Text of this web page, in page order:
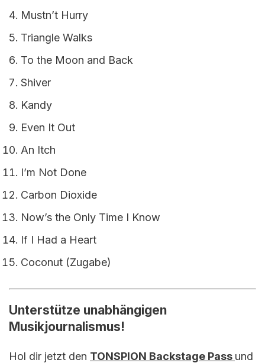
Mustn’t Hurry
Triangle Walks
To the Moon and Back
Shiver
Kandy
Even It Out
An Itch
I’m Not Done
Carbon Dioxide
Now’s the Only Time I Know
If I Had a Heart
Coconut (Zugabe)
Unterstütze unabhängigen
Musikjournalismus!
Hol dir jetzt den TONSPION Backstage Pass und